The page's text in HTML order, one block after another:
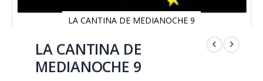
LA CANTINA DE MEDIANOCHE 9
comienzoLA CANTINA DE
MEDIANOCHE 9